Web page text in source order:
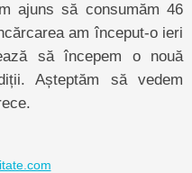
ajuns să consumăm 46
am început-o ieri
să începem o nouă
Așteptăm să vedem